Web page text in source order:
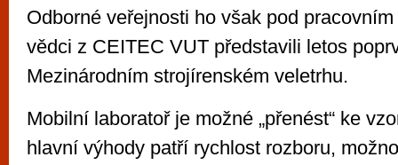
Odborné veřejnosti ho však pod
vědci z CEITEC VUT představili letos
Mezinárodním strojírenském veletrhu.
Mobilní laboratoř je možné „přenést“ ke
hlavní výhody patří rychlost rozboru,